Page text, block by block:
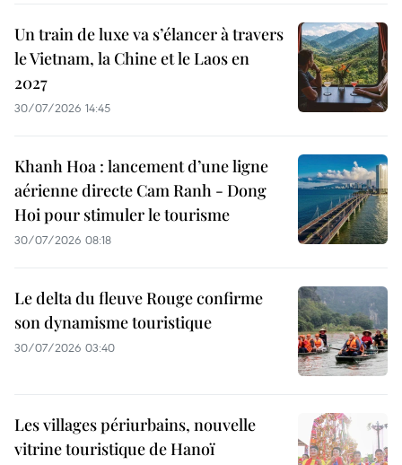
Un train de luxe va s’élancer à travers
le Vietnam, la Chine et le Laos en
2027
30/07/2026 14:45
Khanh Hoa : lancement d’une ligne
aérienne directe Cam Ranh - Dong
Hoi pour stimuler le tourisme
30/07/2026 08:18
Le delta du fleuve Rouge confirme
son dynamisme touristique
30/07/2026 03:40
Les villages périurbains, nouvelle
vitrine touristique de Hanoï